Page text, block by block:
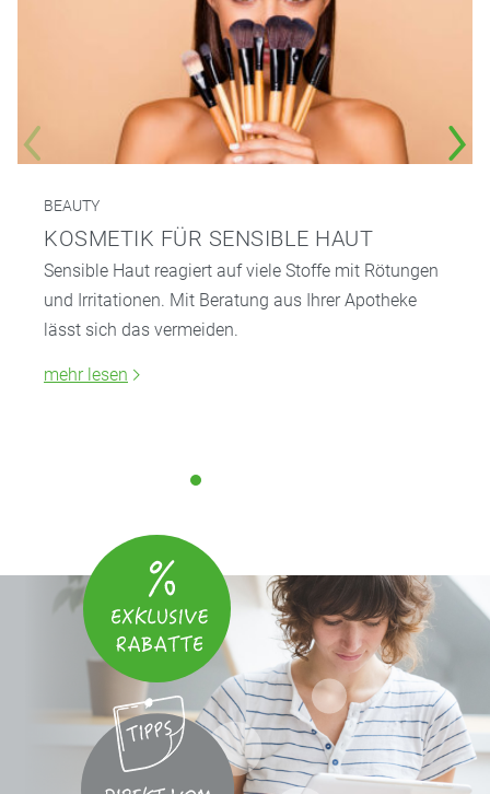
BEAUTY
KOSMETIK FÜR SENSIBLE HAUT
Sensible Haut reagiert auf viele Stoffe mit Rötungen
und Irritationen. Mit Beratung aus Ihrer Apotheke
lässt sich das vermeiden.
mehr lesen